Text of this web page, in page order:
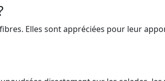
Elles sont appréciées pour leur